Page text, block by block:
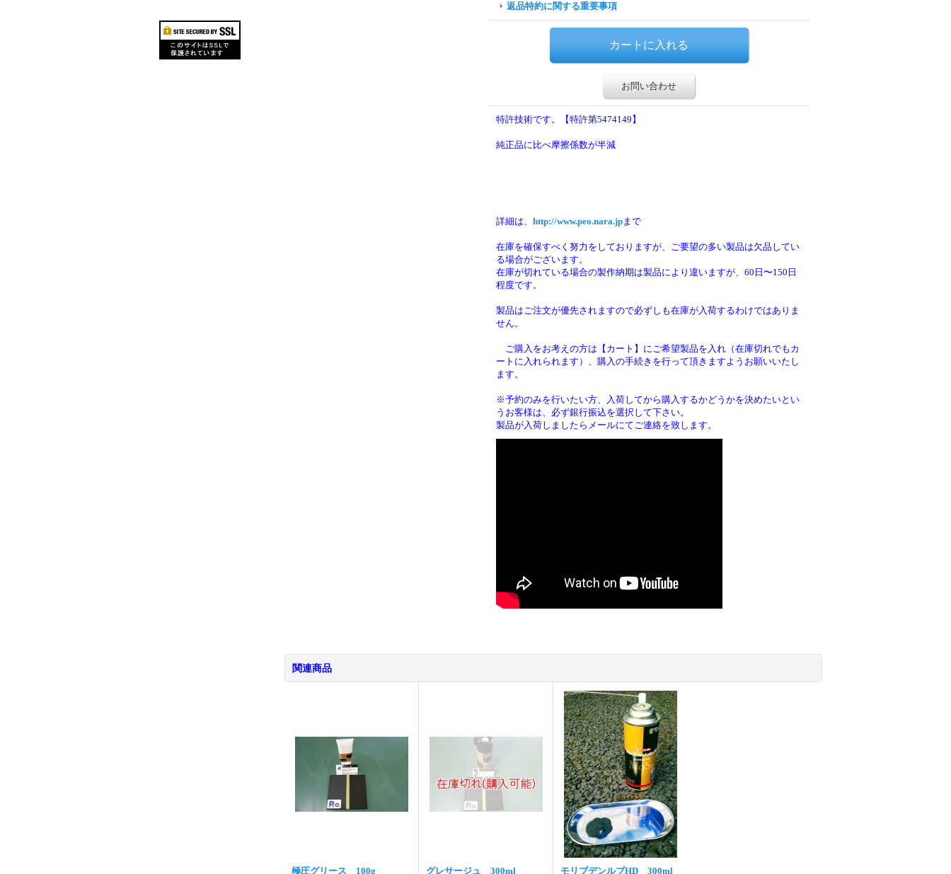
返品特約に関する重要事項
お問い合わせ
特許技術です。【特許第5474149】
純正品に比べ摩擦係数が半減
詳細は、 http://www.peo.nara.jpまで
在庫を確保すべく努力をしておりますが、ご要望の多い製品は欠品してい
る場合がございます。
在庫が切れている場合の製作納期は製品により違いますが、60日〜150日
程度です。
製品はご注文が優先されますので必ずしも在庫が入荷するわけではありま
せん。
ご購入をお考えの方は【カート】にご希望製品を入れ（在庫切れでもカ
ートに入れられます）、購入の手続きを行って頂きますようお願いいたし
ます。
※予約のみを行いたい方、入荷してから購入するかどうかを決めたいとい
うお客様は、必ず銀行振込を選択して下さい。
製品が入荷しましたらメールにてご連絡を致します。
関連商品
極圧グリース 100g グレサージュ 300ml モリブデンルブHD 300ml